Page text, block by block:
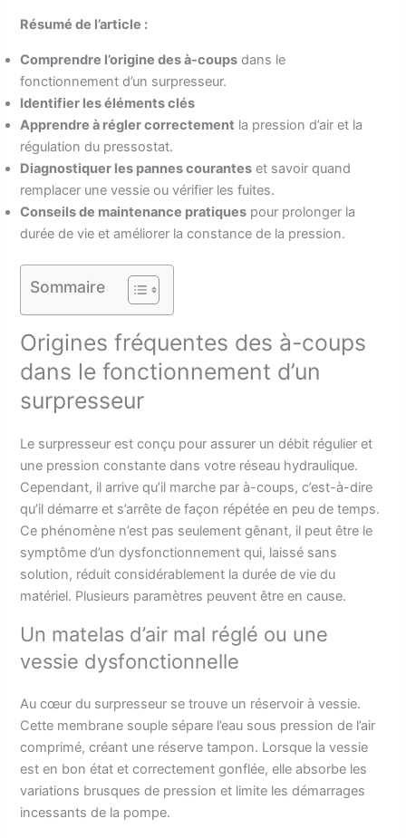
Résumé de l’article :
Comprendre l’origine des à-coups dans le
fonctionnement d’un surpresseur.
Identifier les éléments clés
Apprendre à régler correctement la pression d’air et la
régulation du pressostat.
Diagnostiquer les pannes courantes et savoir quand
remplacer une vessie ou vérifier les fuites.
Conseils de maintenance pratiques pour prolonger la
durée de vie et améliorer la constance de la pression.
Sommaire
Origines fréquentes des à-coups
dans le fonctionnement d’un
surpresseur
Le surpresseur est conçu pour assurer un débit régulier et
une pression constante dans votre réseau hydraulique.
Cependant, il arrive qu’il marche par à-coups, c’est-à-dire
qu’il démarre et s’arrête de façon répétée en peu de temps.
Ce phénomène n’est pas seulement gênant, il peut être le
symptôme d’un dysfonctionnement qui, laissé sans
solution, réduit considérablement la durée de vie du
matériel. Plusieurs paramètres peuvent être en cause.
Un matelas d’air mal réglé ou une
vessie dysfonctionnelle
Au cœur du surpresseur se trouve un réservoir à vessie.
Cette membrane souple sépare l’eau sous pression de l’air
comprimé, créant une réserve tampon. Lorsque la vessie
est en bon état et correctement gonflée, elle absorbe les
variations brusques de pression et limite les démarrages
incessants de la pompe.